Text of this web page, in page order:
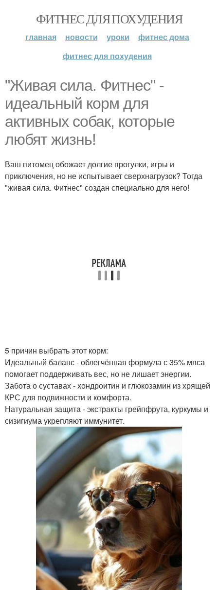
ФИТНЕС ДЛЯ ПОХУДЕНИЯ
главная новости уроки
фитнес дома
фитнес для похудения
"Живая сила. Фитнес" -
идеальный корм для
активных собак, которые
любят жизнь!
Ваш питомец обожает долгие прогулки, игры и
приключения, но не испытывает сверхнагрузок? Тогда
"живая сила. Фитнес" создан специально для него!
5 причин выбрать этот корм:
Идеальный баланс - облегчённая формула с 35% мяса
помогает поддерживать вес, но не лишает энергии.
Забота о суставах - хондроитин и глюкозамин из хрящей
КРС для подвижности и комфорта.
Натуральная защита - экстракты грейпфрута, куркумы и
сизигиума укрепляют иммунитет.